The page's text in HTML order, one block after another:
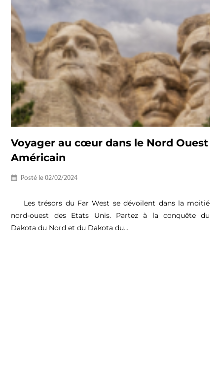
Voyager au cœur dans le Nord Ouest
Américain
Posté le02/02/2024
Les trésors du Far West se dévoilent dans la moitié
nord-ouest des Etats Unis. Partez à la conquête du
Dakota du Nord et du Dakota du…